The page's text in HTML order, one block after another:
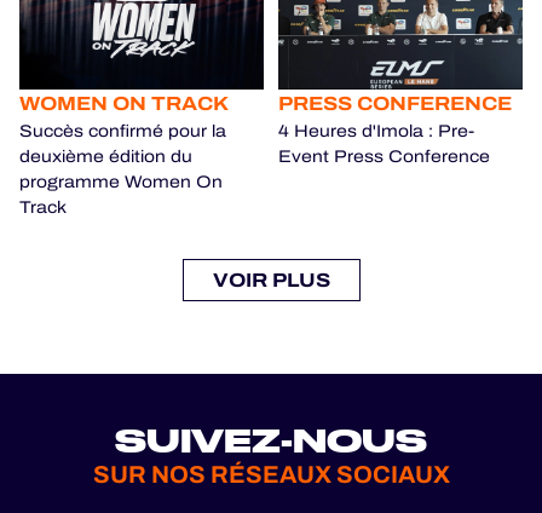
WOMEN ON TRACK
Succès confirmé pour la
deuxième édition du
programme Women On
Track
PRESS CONFERENCE
4 Heures d'Imola : Pre-
Event Press Conference
VOIR PLUS
SUIVEZ-NOUS
SUR NOS RÉSEAUX SOCIAUX